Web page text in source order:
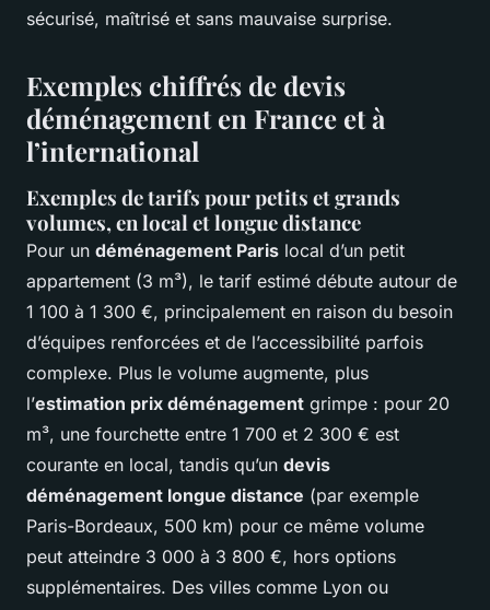
sécurisé, maîtrisé et sans mauvaise surprise.
Exemples chiffrés de devis
déménagement en France et à
l’international
Exemples de tarifs pour petits et grands
volumes, en local et longue distance
Pour un déménagement Paris local d’un petit
appartement (3 m³), le tarif estimé débute autour de
1 100 à 1 300 €, principalement en raison du besoin
d’équipes renforcées et de l’accessibilité parfois
complexe. Plus le volume augmente, plus
l’estimation prix déménagement grimpe : pour 20
m³, une fourchette entre 1 700 et 2 300 € est
courante en local, tandis qu’un devis
déménagement longue distance (par exemple
Paris-Bordeaux, 500 km) pour ce même volume
peut atteindre 3 000 à 3 800 €, hors options
supplémentaires. Des villes comme Lyon ou